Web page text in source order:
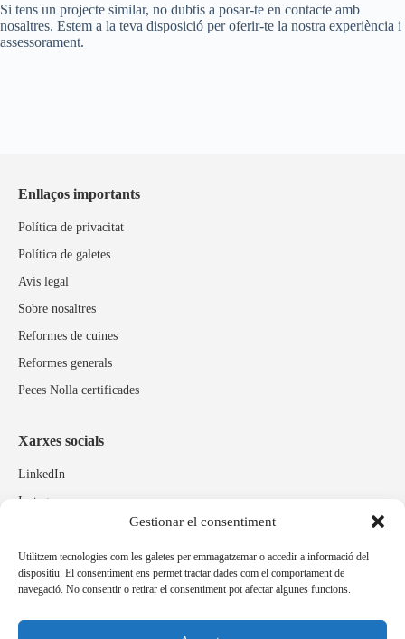
Gestionar el consentiment
Utilitzem tecnologies com les galetes per emmagatzemar o accedir a informació del
dispositiu. El consentiment ens permet tractar dades com el comportament de
navegació. No consentir o retirar el consentiment pot afectar algunes funcions.
Si tens un projecte similar, no dubtis a posar-te en contacte amb
nosaltres. Estem a la teva disposició per oferir-te la nostra experiència i
assessorament.
Enllaços importants
Política de privacitat
Política de galetes
Avís legal
Sobre nosaltres
Reformes de cuines
Reformes generals
Peces Nolla certificades
Xarxes socials
LinkedIn
Instagram
Marques relacionades